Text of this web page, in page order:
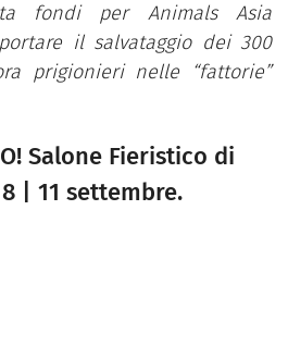
fondi per Animals Asia
il salvataggio dei 300
prigionieri nelle “fattorie”
Salone Fieristico di
| 11 settembre.